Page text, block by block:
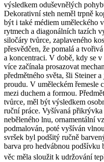
výsledkem oduševnělých
Dekorativní steh neměl trpně
být i také médiem uměleckého
rytmech a diagonálních tazích
siločáry tvůrce, zaplaveného
přesvědčen, že pomalá a
a koncentraci. V době, kdy se
více začínala prosazovat
předmětného světa, šli Steiner
proudu. V uměleckém řemesle
mezi duchem a formou.
tvůrce, měl být výsledkem
ruční práce. Vyšívaná
neběleného lnu, ornamentální
podmalován, poté vyšíván
svršek byl podšitý ručně
barva pro hedvábnou
věc měla sloužit k udržování